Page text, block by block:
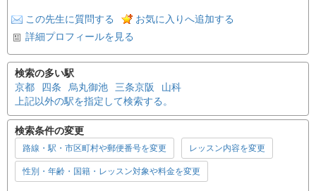
この先生に質問する
お気に入りへ追加する
詳細プロフィールを見る
検索の多い駅
京都
四条 烏丸御池 三条京阪
山科
上記以外の駅を指定して検索する。
検索条件の変更
路線・駅・市区町村や郵便番号を変更 レッスン内容を変更
性別・年齢・国籍・レッスン対象や料金を変更